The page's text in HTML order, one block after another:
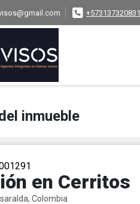
+573137320831
inmueble
en Cerritos
Colombia